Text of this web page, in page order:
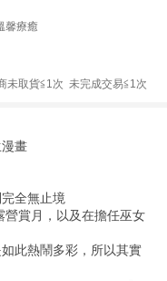
馨療癒
未取貨≦1次 未完成交易≦1次
畫
全無止境
營賞月，以及在擔任巫女
此熱鬧多彩，所以其實